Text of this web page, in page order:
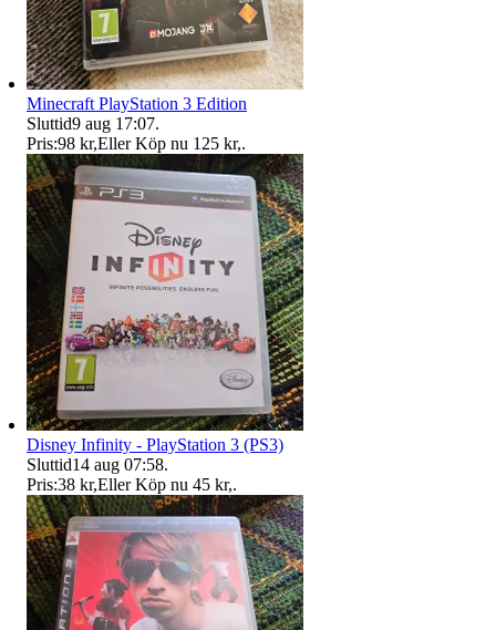
Minecraft PlayStation 3 Edition
Sluttid9 aug 17:07.
Pris:98 kr,Eller Köp nu 125 kr,.
Disney Infinity - PlayStation 3 (PS3)
Sluttid14 aug 07:58.
Pris:38 kr,Eller Köp nu 45 kr,.